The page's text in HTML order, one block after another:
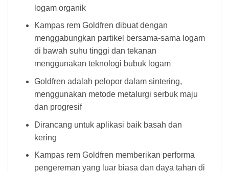
logam organik
Kampas rem Goldfren dibuat dengan
menggabungkan partikel bersama-sama logam
di bawah suhu tinggi dan tekanan
menggunakan teknologi bubuk logam
Goldfren adalah pelopor dalam sintering,
menggunakan metode metalurgi serbuk maju
dan progresif
Dirancang untuk aplikasi baik basah dan
kering
Kampas rem Goldfren memberikan performa
pengereman yang luar biasa dan daya tahan di